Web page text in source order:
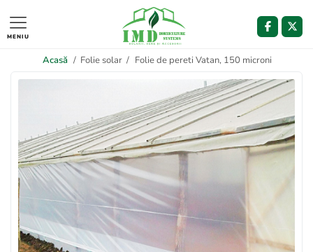
MENIU
Acasă / Folie solar / Folie de pereti Vatan, 150 microni